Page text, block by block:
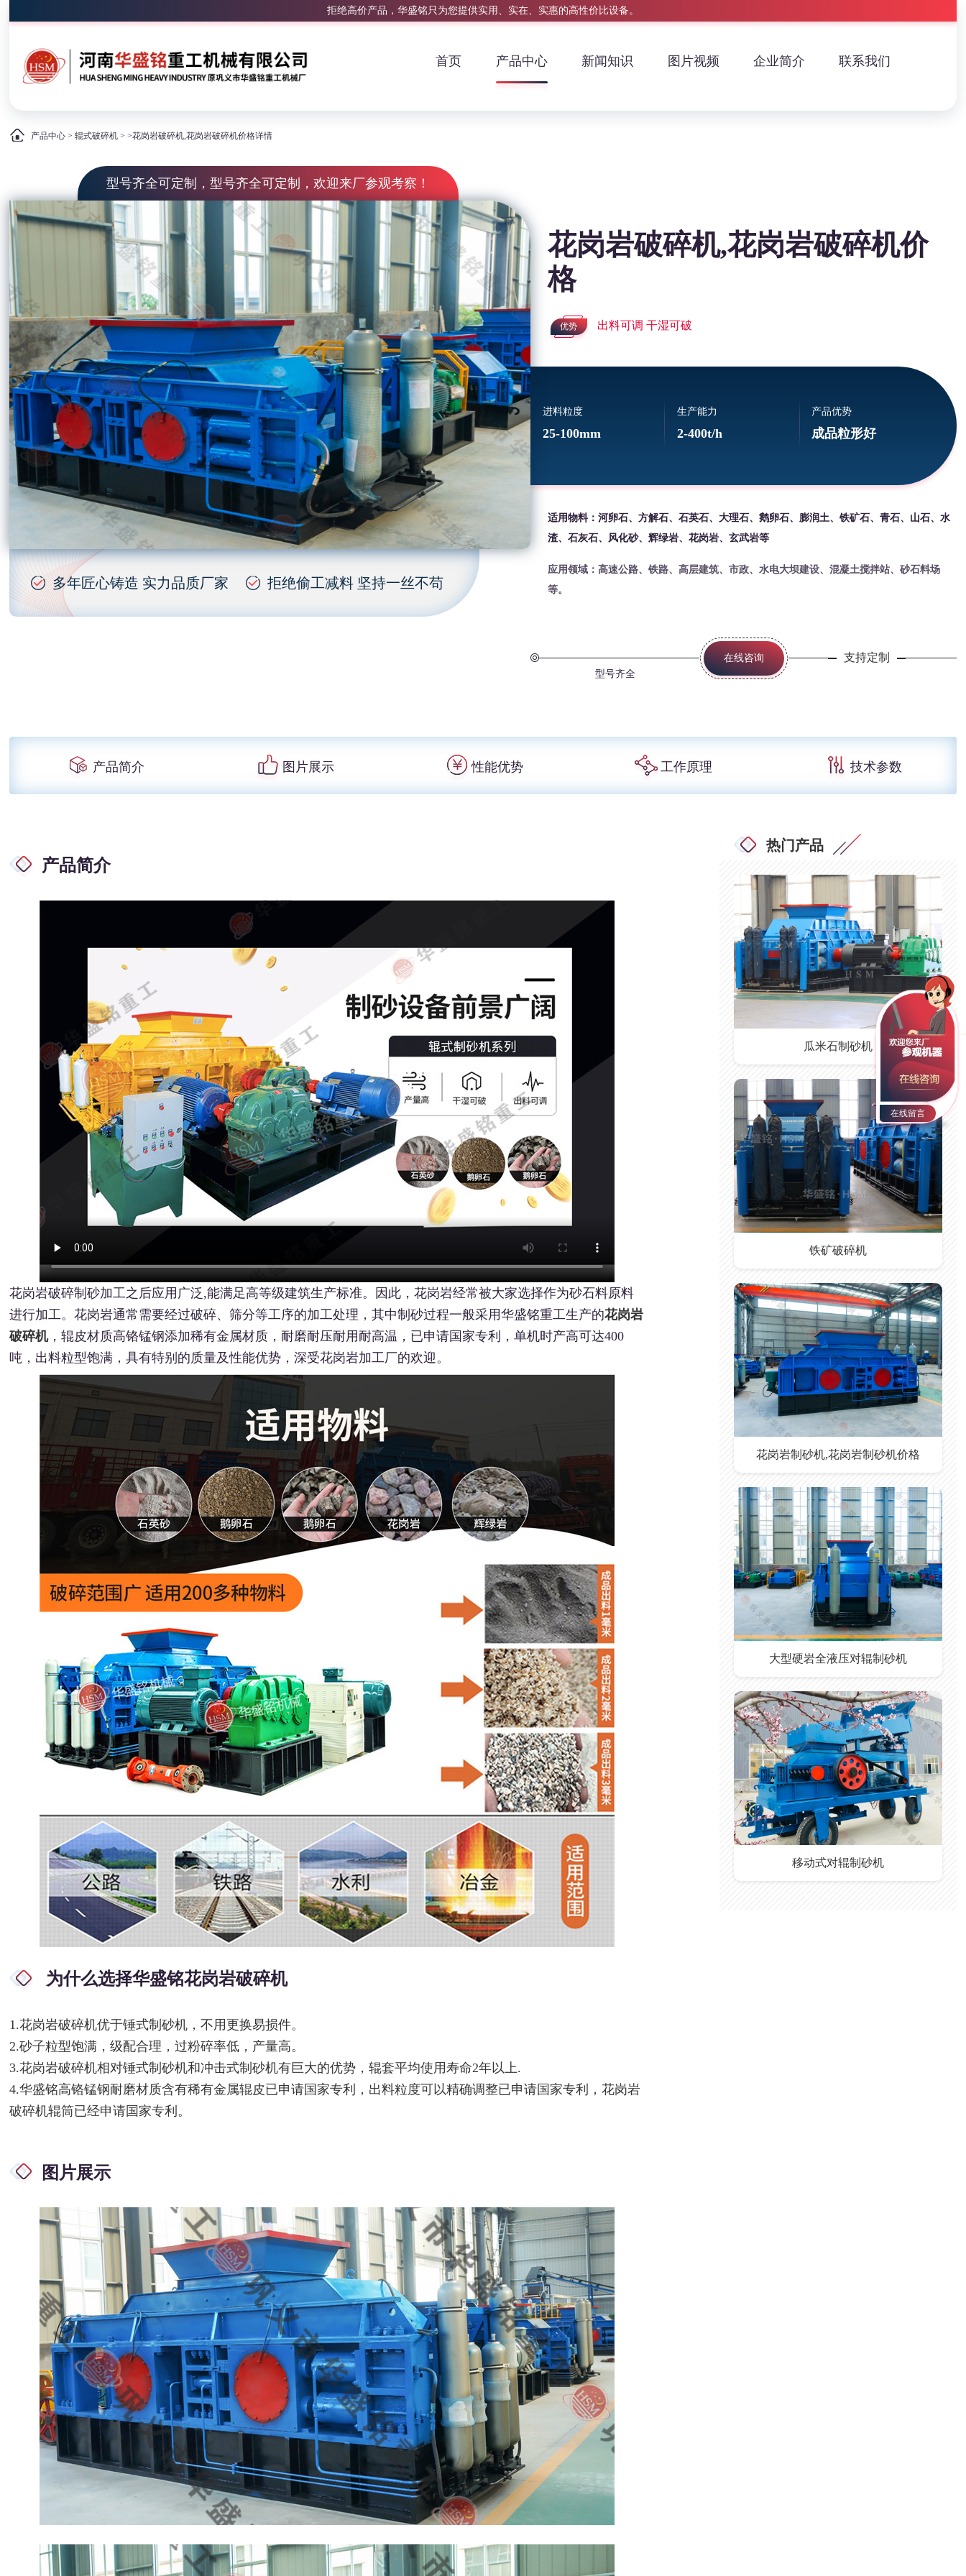
拒绝高价产品，华盛铭只为您提供实用、实在、实惠的高性价比设备。
首页 产品中心 新闻知识 图片视频 企业简介 联系我们
产品中心 >辊式破碎机 > >花岗岩破碎机,花岗岩破碎机价格详情
型号齐全可定制，型号齐全可定制，欢迎来厂参观考察！
多年匠心铸造 实力品质厂家 拒绝偷工减料 坚持一丝不苟
花岗岩破碎机,花岗岩破碎机价
格
优势 出料可调 干湿可破
进料粒度
25-100mm
生产能力
2-400t/h
产品优势
成品粒形好
适用物料：河卵石、方解石、石英石、大理石、鹅卵石、膨润土、铁矿石、青石、山石、水
渣、石灰石、风化砂、辉绿岩、花岗岩、玄武岩等
应用领域：高速公路、铁路、高层建筑、市政、水电大坝建设、混凝土搅拌站、砂石料场
等。
型号齐全
在线咨询 支持定制
产品简介 图片展示 性能优势 工作原理 技术参数
产品简介
花岗岩破碎制砂加工之后应用广泛,能满足高等级建筑生产标准。因此，花岗岩经常被大家选择作为砂石料原料
进行加工。花岗岩通常需要经过破碎、筛分等工序的加工处理，其中制砂过程一般采用华盛铭重工生产的花岗岩
破碎机，辊皮材质高铬锰钢添加稀有金属材质，耐磨耐压耐用耐高温，已申请国家专利，单机时产高可达400
吨，出料粒型饱满，具有特别的质量及性能优势，深受花岗岩加工厂的欢迎。
为什么选择华盛铭花岗岩破碎机
1.花岗岩破碎机优于锤式制砂机，不用更换易损件。
2.砂子粒型饱满，级配合理，过粉碎率低，产量高。
3.花岗岩破碎机相对锤式制砂机和冲击式制砂机有巨大的优势，辊套平均使用寿命2年以上.
4.华盛铭高铬锰钢耐磨材质含有稀有金属辊皮已申请国家专利，出料粒度可以精确调整已申请国家专利，花岗岩
破碎机辊筒已经申请国家专利。
图片展示
热门产品
瓜米石制砂机
铁矿破碎机
花岗岩制砂机,花岗岩制砂机价格
大型硬岩全液压对辊制砂机
移动式对辊制砂机
在线留言